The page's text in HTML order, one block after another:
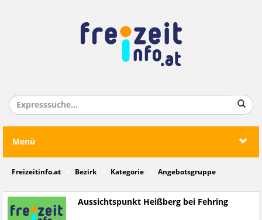
Menü
Freizeitinfo.at Bezirk Kategorie Angebotsgruppe
Aussichtspunkt Heißberg bei Fehring